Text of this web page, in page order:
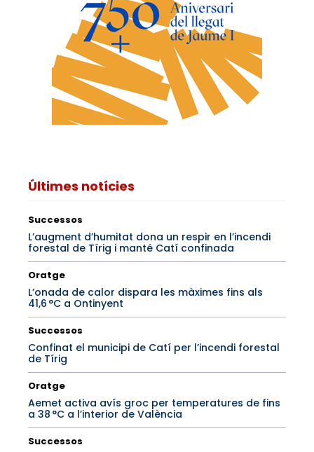
Últimes notícies
Successos
L’augment d’humitat dona un respir en l’incendi
forestal de Tírig i manté Catí confinada
Oratge
L’onada de calor dispara les màximes fins als
41,6 °C a Ontinyent
Successos
Confinat el municipi de Catí per l’incendi forestal
de Tírig
Oratge
Aemet activa avís groc per temperatures de fins
a 38 °C a l’interior de València
Successos